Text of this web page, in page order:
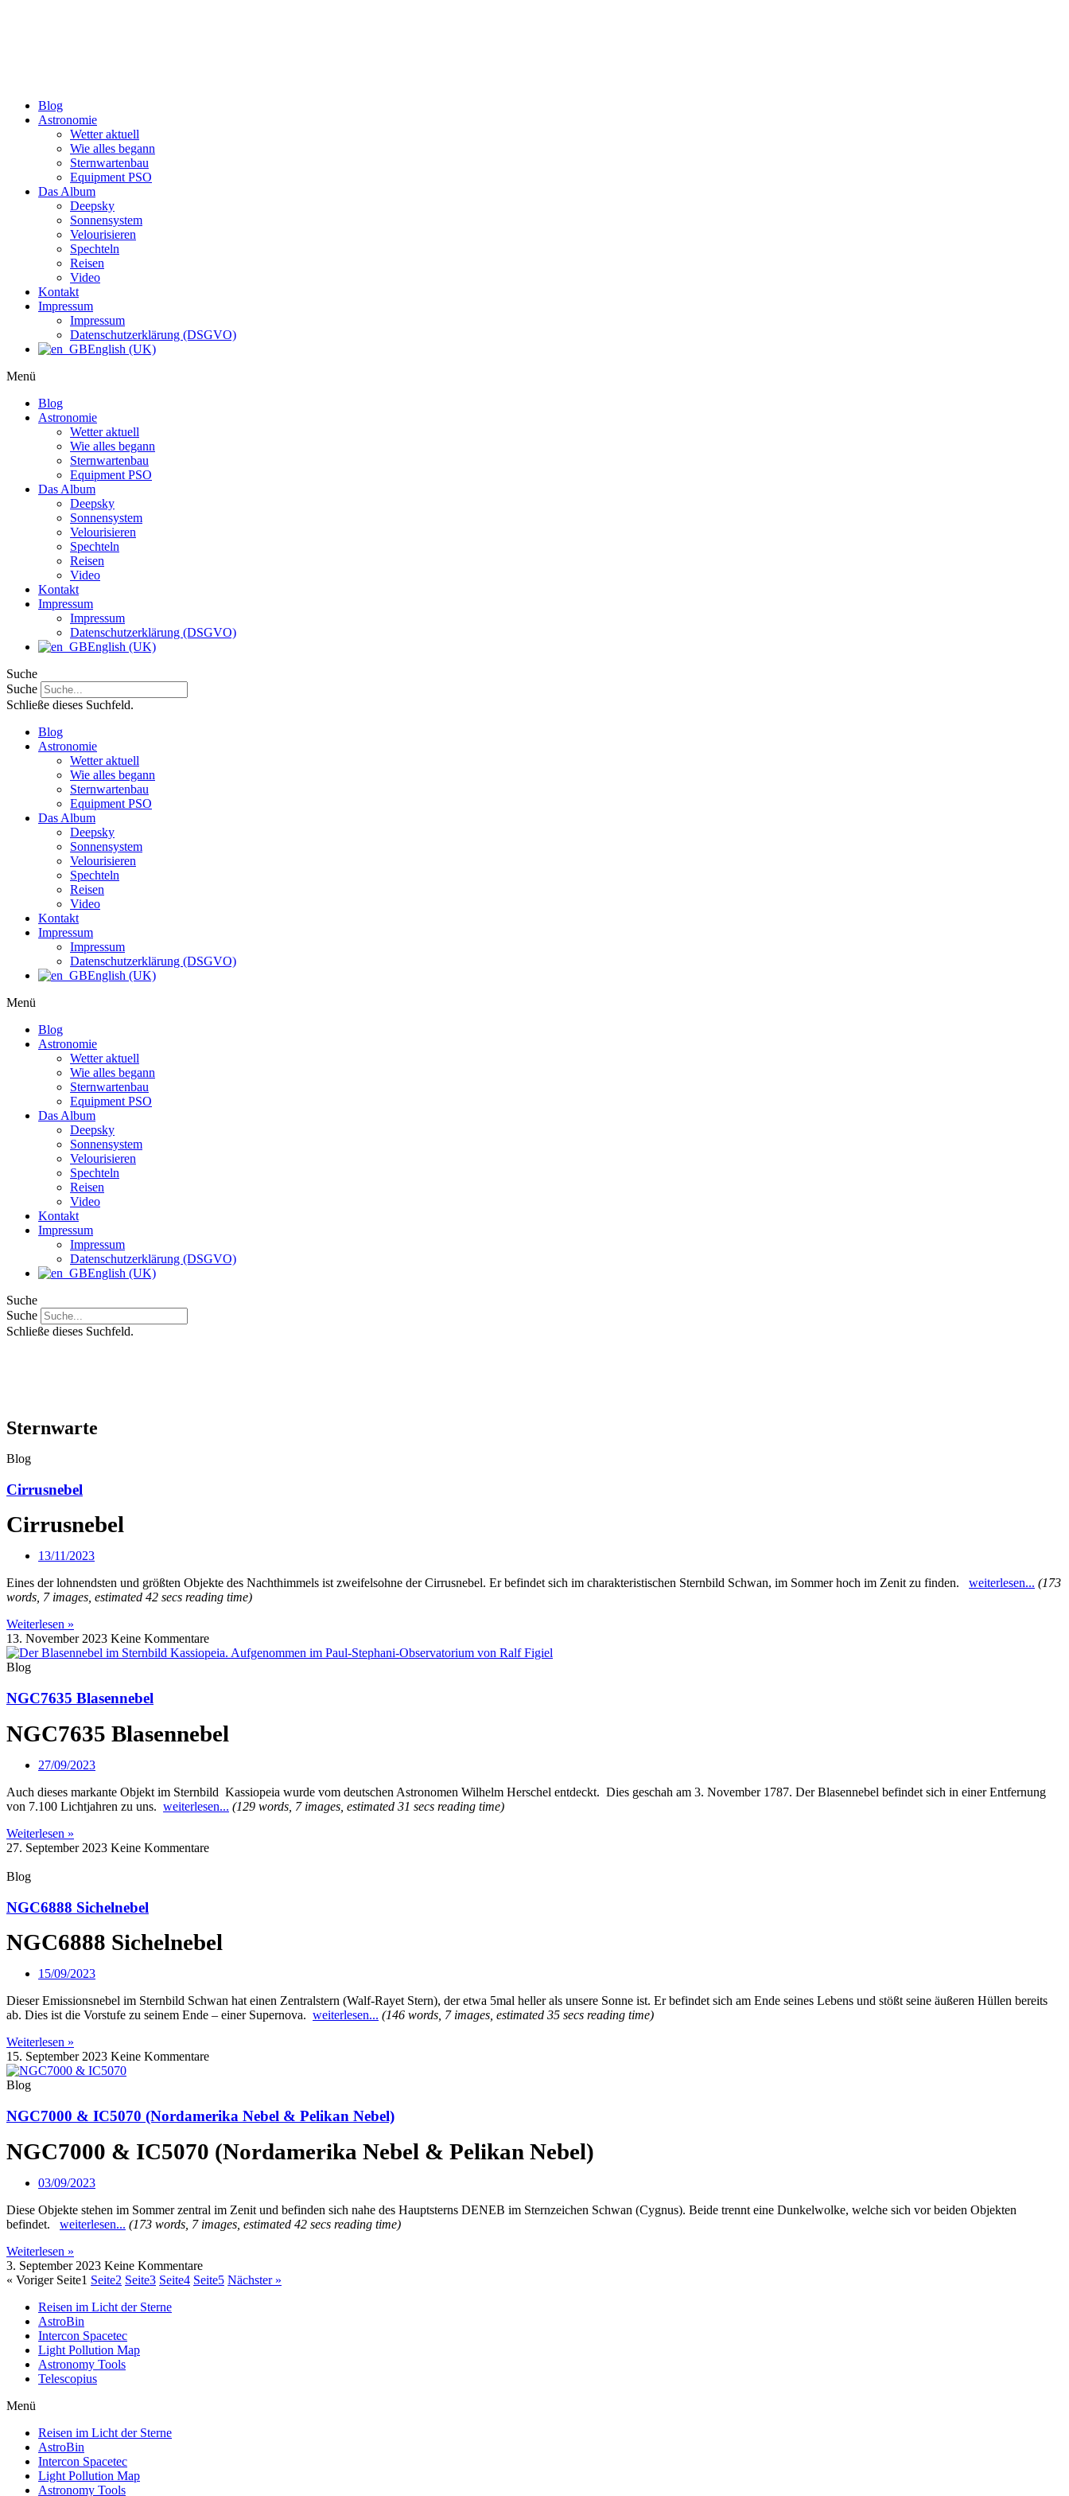
Blog
Astronomie
Wetter aktuell
Wie alles begann
Sternwartenbau
Equipment PSO
Das Album
Deepsky
Sonnensystem
Velourisieren
Spechteln
Reisen
Video
Kontakt
Impressum
Impressum
Datenschutzerklärung (DSGVO)
English (UK)
Menü
Blog
Astronomie
Wetter aktuell
Wie alles begann
Sternwartenbau
Equipment PSO
Das Album
Deepsky
Sonnensystem
Velourisieren
Spechteln
Reisen
Video
Kontakt
Impressum
Impressum
Datenschutzerklärung (DSGVO)
English (UK)
Suche
Suche
Schließe dieses Suchfeld.
Blog
Astronomie
Wetter aktuell
Wie alles begann
Sternwartenbau
Equipment PSO
Das Album
Deepsky
Sonnensystem
Velourisieren
Spechteln
Reisen
Video
Kontakt
Impressum
Impressum
Datenschutzerklärung (DSGVO)
English (UK)
Menü
Blog
Astronomie
Wetter aktuell
Wie alles begann
Sternwartenbau
Equipment PSO
Das Album
Deepsky
Sonnensystem
Velourisieren
Spechteln
Reisen
Video
Kontakt
Impressum
Impressum
Datenschutzerklärung (DSGVO)
English (UK)
Suche
Suche
Schließe dieses Suchfeld.
Sternwarte
Blog
Cirrusnebel
Cirrusnebel
13/11/2023
Eines der lohnendsten und größten Objekte des Nachthimmels ist zweifelsohne der Cirrusnebel. Er befindet sich im charakteristischen Sternbild Schwan, im Sommer hoch im Zenit zu finden.
weiterlesen... (173
words, 7 images, estimated 42 secs reading time)
Weiterlesen »
13. November 2023 Keine Kommentare
Blog
NGC7635 Blasennebel
NGC7635 Blasennebel
27/09/2023
Auch dieses markante Objekt im Sternbild Kassiopeia wurde vom deutschen Astronomen Wilhelm Herschel entdeckt. Dies geschah am 3. November 1787. Der Blasennebel befindet sich in einer Entfernung
von 7.100 Lichtjahren zu uns. weiterlesen... (129 words, 7 images, estimated 31 secs reading time)
Weiterlesen »
27. September 2023 Keine Kommentare
Blog
NGC6888 Sichelnebel
NGC6888 Sichelnebel
15/09/2023
Dieser Emissionsnebel im Sternbild Schwan hat einen Zentralstern (Walf-Rayet Stern), der etwa 5mal heller als unsere Sonne ist. Er befindet sich am Ende seines Lebens und stößt seine äußeren Hüllen bereits
ab. Dies ist die Vorstufe zu seinem Ende – einer Supernova. weiterlesen... (146 words, 7 images, estimated 35 secs reading time)
Weiterlesen »
15. September 2023 Keine Kommentare
Blog
NGC7000 & IC5070 (Nordamerika Nebel & Pelikan Nebel)
NGC7000 & IC5070 (Nordamerika Nebel & Pelikan Nebel)
03/09/2023
Diese Objekte stehen im Sommer zentral im Zenit und befinden sich nahe des Hauptsterns DENEB im Sternzeichen Schwan (Cygnus). Beide trennt eine Dunkelwolke, welche sich vor beiden Objekten
befindet.
weiterlesen... (173 words, 7 images, estimated 42 secs reading time)
Weiterlesen »
3. September 2023 Keine Kommentare
« Voriger Seite1 Seite2 Seite3 Seite4 Seite5 Nächster »
Reisen im Licht der Sterne
AstroBin
Intercon Spacetec
Light Pollution Map
Astronomy Tools
Telescopius
Menü
Reisen im Licht der Sterne
AstroBin
Intercon Spacetec
Light Pollution Map
Astronomy Tools